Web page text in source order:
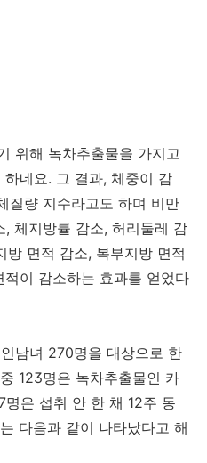
위해 녹차추출물을 가지고
네요. 그 결과, 체중이 감
질량 지수라고도 하며 비만
체지방률 감소, 허리둘레 감
방 면적 감소, 복부지방 면적
이 감소하는 효과를 얻었다
남녀 270명을 대상으로 한
123명은 녹차추출물인 카
명은 섭취 안 한 채 12주 동
다음과 같이 나타났다고 해